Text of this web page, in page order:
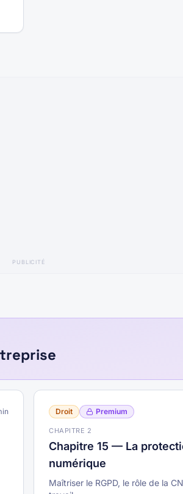
PUBLICITÉ
Droit Premium
CHAPITRE 2
Chapitre 15 — La
numérique
Maîtriser le RGPD, le rôle de la